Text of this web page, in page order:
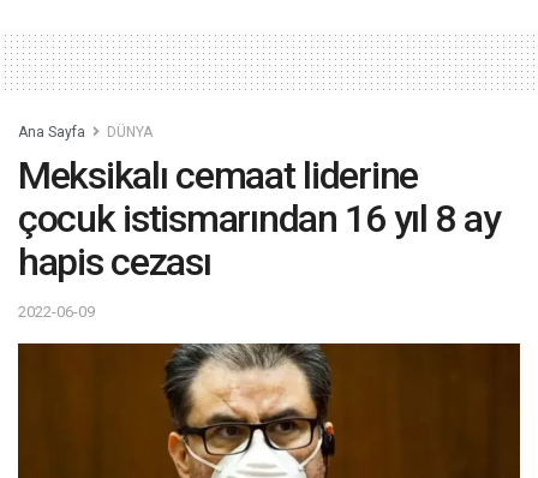
Ana Sayfa DÜNYA
Meksikalı cemaat liderine
çocuk istismarından 16 yıl 8 ay
hapis cezası
2022-06-09